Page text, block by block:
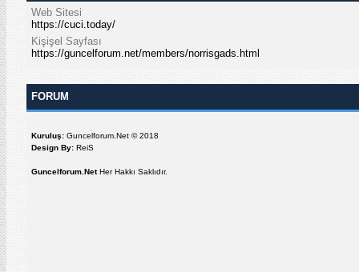
Web Sitesi
https://cuci.today/
Kişişel Sayfası
https://guncelforum.net/members/norrisgads.html
FORUM
Kuruluş: Guncelforum.Net © 2018
Design By: ReiS
Guncelforum.NetHer Hakkı Saklıdır.